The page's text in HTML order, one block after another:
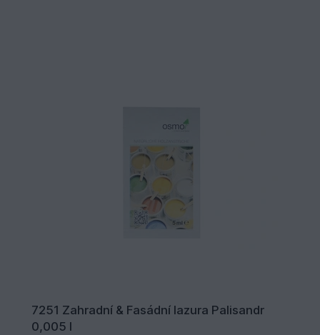
7251 Zahradní & Fasádní lazura Palisandr
0,005 l